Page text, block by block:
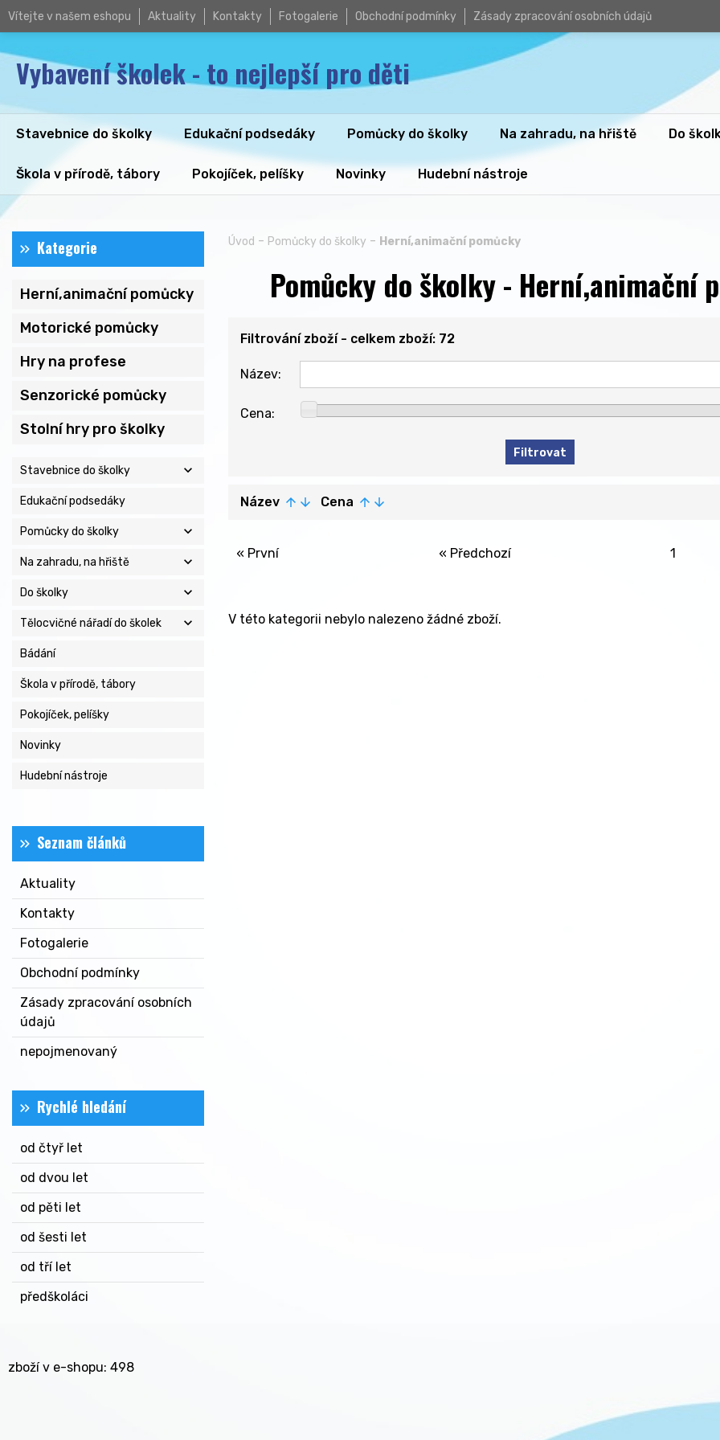
Vítejte v našem eshopu Aktuality Kontakty Fotogalerie Obchodní podmínky Zásady zpracování osobních údajů
Vybavení školek - to nejlepší pro děti
Stavebnice do školky Edukační podsedáky Pomůcky do školky Na zahradu, na hřiště Do
Škola v přírodě, tábory Pokojíček, pelíšky Novinky Hudební nástroje
Kategorie
Herní,animační pomůcky
Motorické pomůcky
Hry na profese
Senzorické pomůcky
Stolní hry pro školky
Stavebnice do školky expand_more
Edukační podsedáky
Pomůcky do školky expand_more
Na zahradu, na hřiště expand_more
Do školky expand_more
Tělocvičné nářadí do školek expand_more
Bádání
Škola v přírodě, tábory
Pokojíček, pelíšky
Novinky
Hudební nástroje
Seznam článků
Aktuality
Kontakty
Fotogalerie
Obchodní podmínky
Zásady zpracování osobních
údajů
nepojmenovaný
Rychlé hledání
od čtyř let
od dvou let
od pěti let
od šesti let
od tří let
předškoláci
Úvod - Pomůcky do školky - Herní,animační pomůcky
Pomůcky do školky - Herní,animační
Filtrování zboží - celkem zboží: 72
Název:
Cena:
Název arrow_upward arrow_downward Cena arrow_upward arrow_downward
« První « Předchozí 1
V této kategorii nebylo nalezeno žádné zboží.
zboží v e-shopu: 498